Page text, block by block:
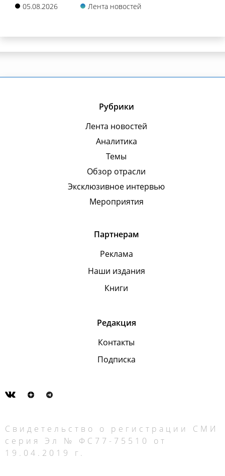
05.08.2026 Лента новостей
Рубрики
Лента новостей
Аналитика
Темы
Обзор отрасли
Эксклюзивное интервью
Мероприятия
Партнерам
Реклама
Наши издания
Книги
Редакция
Контакты
Подписка
Свидетельство о регистрации СМИ
серия Эл № ФС77-75510 от
19.04.2019 г.